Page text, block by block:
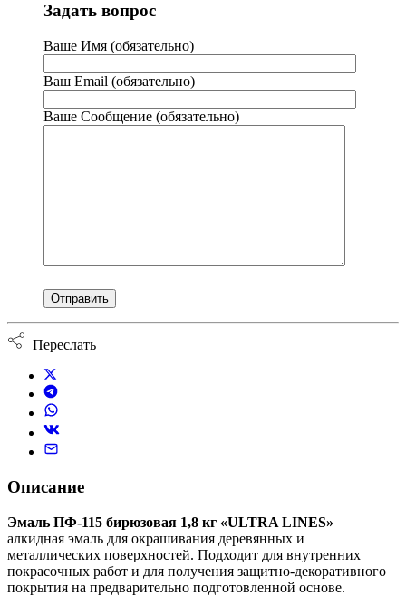
Задать вопрос
Ваше Имя (обязательно)
Ваш Email (обязательно)
Ваше Сообщение (обязательно)
Переслать
Описание
Эмаль ПФ-115 бирюзовая 1,8 кг «ULTRA LINES» —
алкидная эмаль для окрашивания деревянных и
металлических поверхностей. Подходит для внутренних
покрасочных работ и для получения защитно-декоративного
покрытия на предварительно подготовленной основе.